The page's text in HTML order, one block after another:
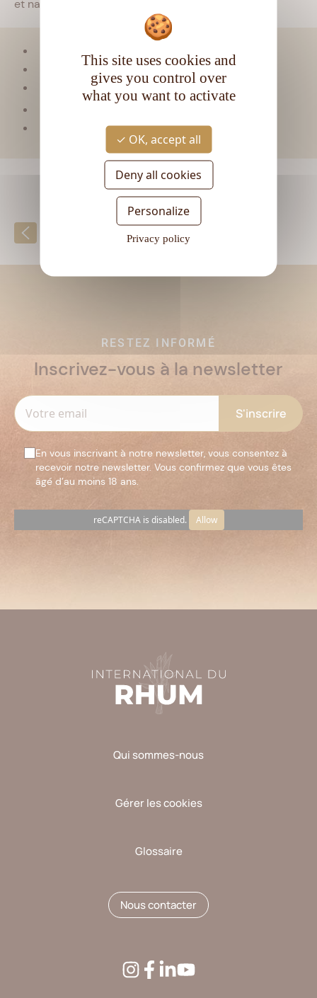
et naturellement à marier en cocktail.
Matière première :Pur jus de canne
Type de rhum :Blanc
Degré d'alcool :40°
Retour à la liste
RESTEZ INFORMÉ
Inscrivez-vous à la newsletter
En vous inscrivant à notre newsletter, vous consentez à
recevoir notre newsletter. Vous confirmez que vous êtes
âgé d’au moins 18 ans.
reCAPTCHA is disabled. Allow
vide.
Qui sommes-nous
Gérer les cookies
Glossaire
Nous contacter
This site uses cookies and
gives you control over
what you want to activate
OK, accept all
Deny all cookies
Personalize
Privacy policy